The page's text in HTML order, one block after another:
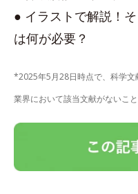
● イラストで解説！
は何が必要？
*2025年5月28日時点で、科学
業界において該当文献がないこ